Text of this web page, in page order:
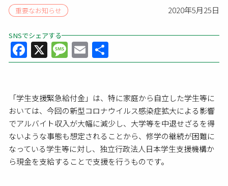
重要なお知らせ 2020年5月25日
SNSでシェアする
Facebook
X Message
Email
有
「学生支援緊急給付金」は、特に家庭から自立した学生等に
おいては、今回の新型コロナウイルス感染症拡大による影響
でアルバイト収入が大幅に減少し、大学等を中退せざるを得
ないような事態も想定されることから、修学の継続が困難に
なっている学生等に対し、独立行政法人日本学生支援機構か
ら現金を支給することで支援を行うものです。